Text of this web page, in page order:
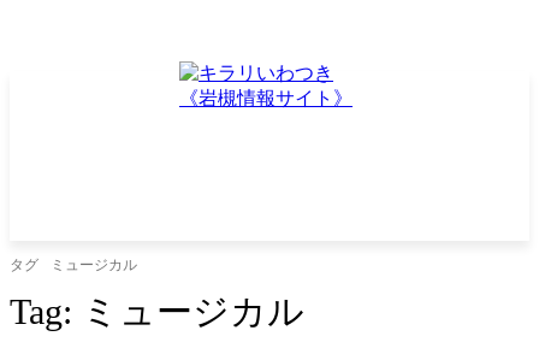
タグ ミュージカル
Tag: ミュージカル